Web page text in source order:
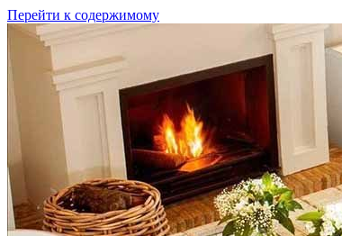
Перейти к содержимому